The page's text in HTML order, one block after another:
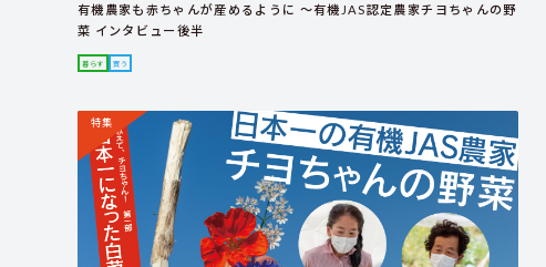
有機農家も赤ちゃんが産めるように ～有機JAS認定農家チヨちゃんの野
菜 インタビュー後半
暮らす 買う
特集